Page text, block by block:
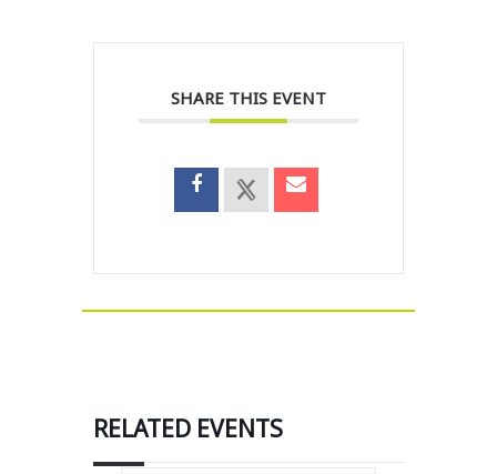
SHARE THIS EVENT
RELATED EVENTS